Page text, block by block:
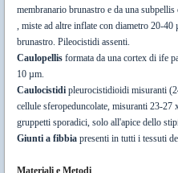
membranario brunastro e da una
, miste ad altre inflate con diametro 20-
brunastro. Pileocistidi assenti.
Caulopellis formata da una cortex di ife
10 µm.
Caulocistidi pleurocistidioidi misuranti
cellule sferopeduncolate, misuranti 23-27
gruppetti sporadici, solo all'apice dello
Giunti a fibbia presenti in tutti i tessuti
Materiali e Metodi